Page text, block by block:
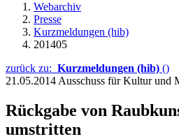
Webarchiv
Presse
Kurzmeldungen (hib)
201405
zurück zu: Kurzmeldungen (hib) ()
21.05.2014 Ausschuss für Kultur und
Rückgabe von
umstritten